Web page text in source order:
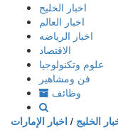
إذهب
المحتوى
اخبار الخليج
اخبار العالم
اخبار الرياضه
الاقتصاد
علوم وتكنولوجيا
فن ومشاهير
وظائف
الخليج / اخبار الإمارات